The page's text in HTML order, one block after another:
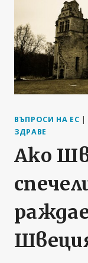
ВЪПРОСИ НА ЕС |
ЗДРАВЕ
Ако